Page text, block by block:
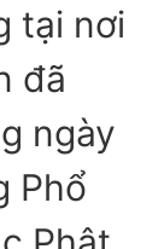
tại nơi
đã
ngày
Phổ